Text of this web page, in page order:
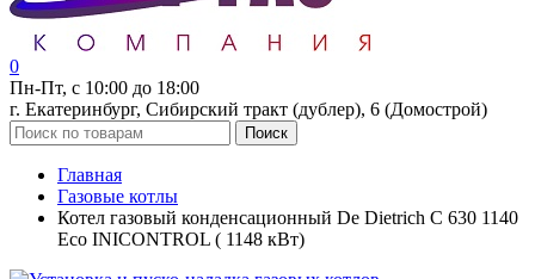
0
Пн-Пт, с 10:00 до 18:00
г. Екатеринбург, Сибирский тракт (дублер), 6 (Домострой)
Поиск
Главная
Газовые котлы
Котел газовый конденсационный De Dietrich C 630 1140
Eco INICONTROL ( 1148 кВт)